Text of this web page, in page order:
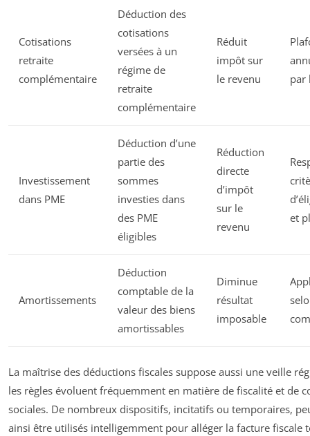
Cotisations
retraite
complémentaire
Déduction des
cotisations
versées à un
régime de
retraite
complémentaire
Réduit
impôt sur
le revenu
par
Investissement
dans PME
Déduction d’une
partie des
sommes
investies dans
des PME
éligibles
Réduction
directe
d’impôt
sur le
revenu
et
Amortissements
Déduction
comptable de la
valeur des biens
amortissables
Diminue
résultat
imposable
La maîtrise des déductions fiscales suppose aussi une veille
les règles évoluent fréquemment en matière de fiscalité et de
sociales. De nombreux dispositifs, incitatifs ou temporaires,
ainsi être utilisés intelligemment pour alléger la facture fiscale